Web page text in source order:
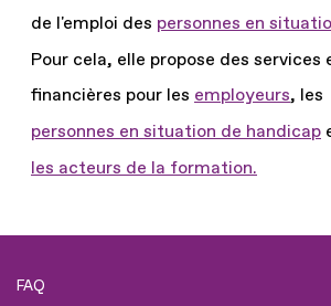
de l'emploi des personnes en
Pour cela, elle propose des services
financières pour les employeurs, les
personnes en situation de handicap
les acteurs de la formation.
FAQ